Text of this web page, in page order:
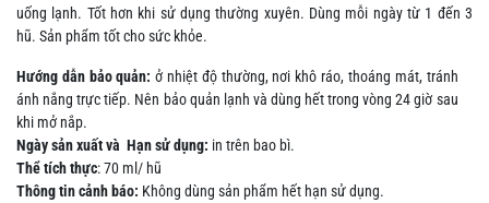
uống lạnh. Tốt hơn khi sử dụng thường xuyên. Dùng mỗi ngày từ 1 đến 3
hũ. Sản phẩm tốt cho sức khỏe.
Hướng dẫn bảo quản:ở nhiệt độ thường, nơi khô ráo, thoáng mát, tránh
ánh nắng trực tiếp. Nên bảo quản lạnh và dùng hết trong vòng 24 giờ sau
khi mở nắp.
Ngày sản xuấtvà Hạn sử dụng: in trên bao bì.
Thể tích thực:70 ml/ hũ
Thông tin cảnh báo: Không dùng sản phẩm hết hạn sử dụng.